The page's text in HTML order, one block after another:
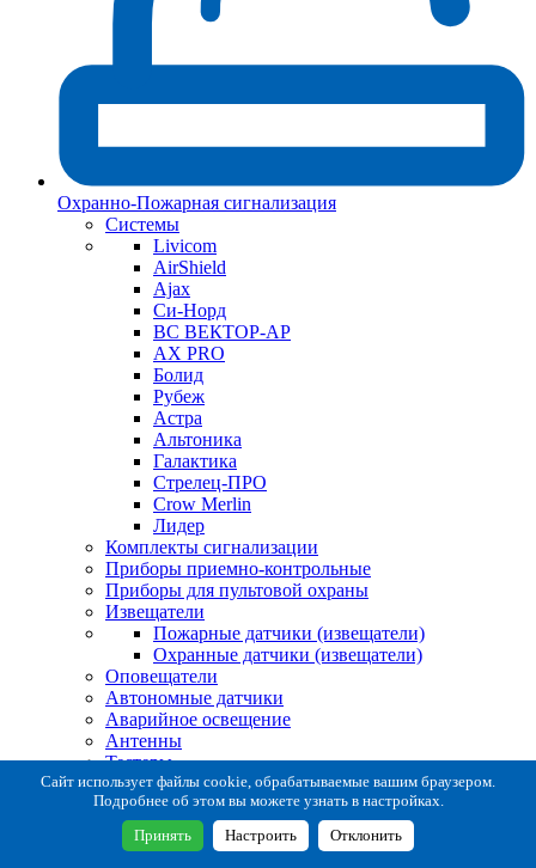
Охранно-Пожарная сигнализация
Системы
Livicom
AirShield
Ajax
Си-Норд
ВС ВЕКТОР-АР
AX PRO
Болид
Рубеж
Астра
Альтоника
Галактика
Стрелец-ПРО
Crow Merlin
Лидер
Комплекты сигнализации
Приборы приемно-контрольные
Приборы для пультовой охраны
Извещатели
Пожарные датчики (извещатели)
Охранные датчики (извещатели)
Оповещатели
Автономные датчики
Аварийное освещение
Антенны
Тестеры
Система сбора извещений
Расходные и монтажные материалы
Коробки коммутационные
Кронштейны для извещателей
Сайт использует файлы cookie, обрабатываемые вашим браузером.
Подробнее об этом вы можете узнать в настройках.
Принять Настроить Отклонить